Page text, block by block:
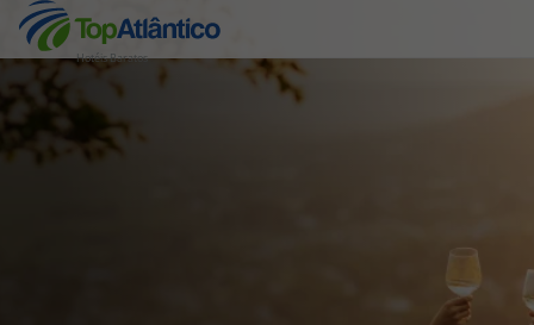
Hotéis Baratos
Destinos